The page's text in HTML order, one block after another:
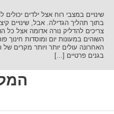
שינויים במצבי רוח אצל ילדים
בתוך תהליך הגדילה. אבל, שינויים
צריכים להדליק נורה אדומה אצל כל
השוהים במעונות יום ומוסדות חינוך
האחרונה עולים יותר ויותר מקרים
בגנים פרטיים [...]